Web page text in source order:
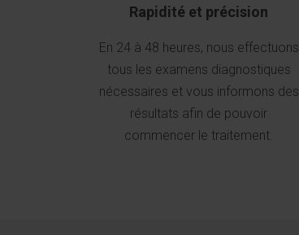
Rapidité et précision
En 24 à 48 heures, nous effectuons
tous les examens diagnostiques
nécessaires et vous informons des
résultats afin de pouvoir
commencer le traitement.